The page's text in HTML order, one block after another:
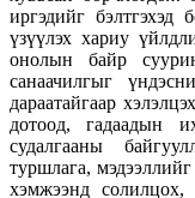
иргэдийг бэлтгэхэд
үзүүлэх хариу
онолын байр
санаачилгыг
дараатайгаар
дотоод, гадаадын
судалгааны
туршлага,
хэмжээнд солилцох,